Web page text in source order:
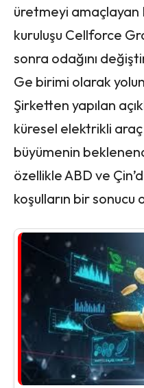
üretmeyi amaçlayan
kuruluşu Cellforce
sonra odağını
Ge birimi olarak
Şirketten yapılan
küresel elektrikli
büyümenin
özellikle ABD ve
koşulların bir